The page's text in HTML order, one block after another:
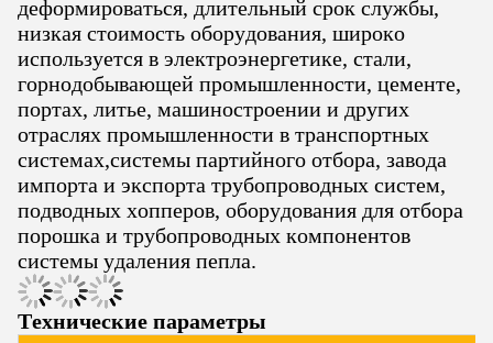
деформироваться, длительный срок службы,
низкая стоимость оборудования, широко
используется в электроэнергетике, стали,
горнодобывающей промышленности, цементе,
портах, литье, машиностроении и других
отраслях промышленности в транспортных
системах,системы партийного отбора, завода
импорта и экспорта трубопроводных систем,
подводных хопперов, оборудования для отбора
порошка и трубопроводных компонентов
системы удаления пепла.
Технические параметры